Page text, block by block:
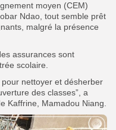
moyen (CEM)
Ndao, tout semble prêt
malgré la présence
assurances sont
scolaire.
nettoyer et désherber
des classes”, a
Kaffrine, Mamadou Niang.